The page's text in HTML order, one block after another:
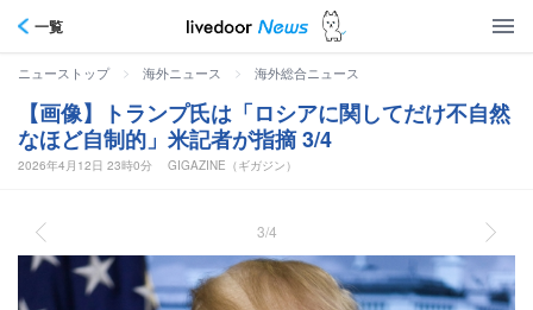
一覧
ニューストップ > 海外ニュース > 海外総合ニュース
【画像】トランプ氏は「ロシアに関してだけ不自然
なほど自制的」米記者が指摘 3/4
2026年4月12日 23時0分 GIGAZINE（ギガジン）
3/4